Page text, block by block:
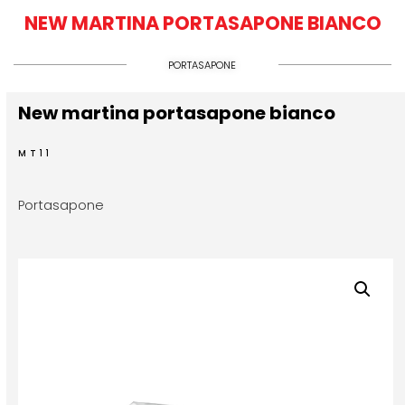
NEW MARTINA PORTASAPONE BIANCO
PORTASAPONE
New martina portasapone bianco
MT11
Portasapone